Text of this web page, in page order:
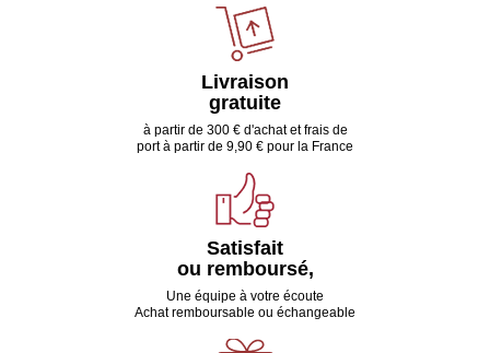
Livraison
gratuite
à partir de 300 € d'achat et frais de
port à partir de 9,90 € pour la France
Satisfait
ou remboursé,
Une équipe à votre écoute
Achat remboursable ou échangeable